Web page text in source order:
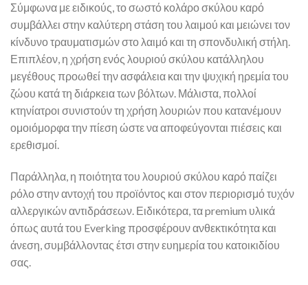
Σύμφωνα με ειδικούς, το σωστό κολάρο σκύλου καρό
συμβάλλει στην καλύτερη στάση του λαιμού και μειώνει τον
κίνδυνο τραυματισμών στο λαιμό και τη σπονδυλική στήλη.
Επιπλέον, η χρήση ενός λουριού σκύλου κατάλληλου
μεγέθους προωθεί την ασφάλεια και την ψυχική ηρεμία του
ζώου κατά τη διάρκεια των βόλτων. Μάλιστα, πολλοί
κτηνίατροι συνιστούν τη χρήση λουριών που κατανέμουν
ομοιόμορφα την πίεση ώστε να αποφεύγονται πιέσεις και
ερεθισμοί.
Παράλληλα, η ποιότητα του λουριού σκύλου καρό παίζει
ρόλο στην αντοχή του προϊόντος και στον περιορισμό τυχόν
αλλεργικών αντιδράσεων. Ειδικότερα, τα premium υλικά
όπως αυτά του Everking προσφέρουν ανθεκτικότητα και
άνεση, συμβάλλοντας έτσι στην ευημερία του κατοικιδίου
σας.